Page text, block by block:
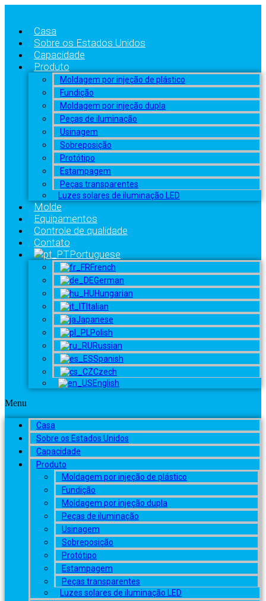
Casa
Sobre os Estados Unidos
Capacidade
Produto
Moldagem por injeção de plástico
Fundição
Moldagem por injeção dupla
Peças de iluminação
Usinagem
Sobreposição
Protótipo
Estampagem
Peças transparentes
Luzes solares de iluminação LED
Molde
Equipamentos
Controle de qualidade
Contato
Portuguese
French
German
Hungarian
Italian
Japanese
Polish
Russian
Spanish
Czech
English
Menu
Casa
Sobre os Estados Unidos
Capacidade
Produto
Moldagem por injeção de plástico
Fundição
Moldagem por injeção dupla
Peças de iluminação
Usinagem
Sobreposição
Protótipo
Estampagem
Peças transparentes
Luzes solares de iluminação LED